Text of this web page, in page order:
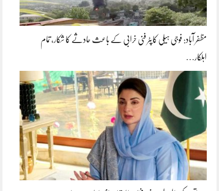
مظفر آباد: فوجی ہیلی کاپٹر فنی خرابی کے باعث حادثے کا شکار، تمام
اہلکار…